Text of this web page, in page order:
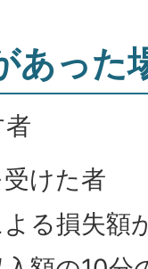
あった
けた者
る損失額